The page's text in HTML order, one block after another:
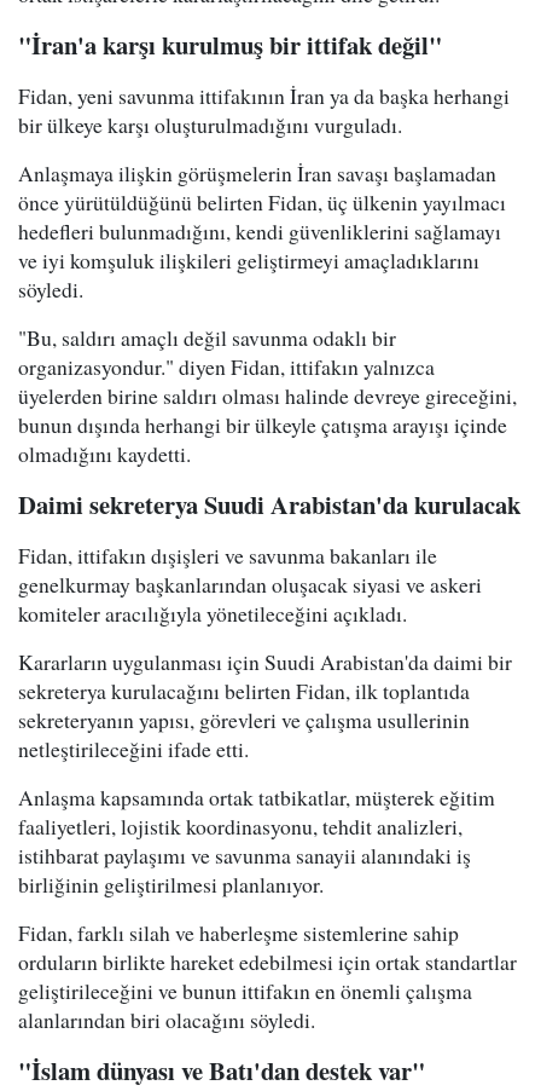
"İran'a karşı kurulmuş bir ittifak değil"
Fidan, yeni savunma ittifakının İran ya da başka herhangi
bir ülkeye karşı oluşturulmadığını vurguladı.
Anlaşmaya ilişkin görüşmelerin İran savaşı başlamadan
önce yürütüldüğünü belirten Fidan, üç ülkenin yayılmacı
hedefleri bulunmadığını, kendi güvenliklerini sağlamayı
ve iyi komşuluk ilişkileri geliştirmeyi amaçladıklarını
söyledi.
"Bu, saldırı amaçlı değil savunma odaklı bir
organizasyondur." diyen Fidan, ittifakın yalnızca
üyelerden birine saldırı olması halinde devreye gireceğini,
bunun dışında herhangi bir ülkeyle çatışma arayışı içinde
olmadığını kaydetti.
Daimi sekreterya Suudi Arabistan'da kurulacak
Fidan, ittifakın dışişleri ve savunma bakanları ile
genelkurmay başkanlarından oluşacak siyasi ve askeri
komiteler aracılığıyla yönetileceğini açıkladı.
Kararların uygulanması için Suudi Arabistan'da daimi bir
sekreterya kurulacağını belirten Fidan, ilk toplantıda
sekreteryanın yapısı, görevleri ve çalışma usullerinin
netleştirileceğini ifade etti.
Anlaşma kapsamında ortak tatbikatlar, müşterek eğitim
faaliyetleri, lojistik koordinasyonu, tehdit analizleri,
istihbarat paylaşımı ve savunma sanayii alanındaki iş
birliğinin geliştirilmesi planlanıyor.
Fidan, farklı silah ve haberleşme sistemlerine sahip
orduların birlikte hareket edebilmesi için ortak standartlar
geliştirileceğini ve bunun ittifakın en önemli çalışma
alanlarından biri olacağını söyledi.
"İslam dünyası ve Batı'dan destek var"